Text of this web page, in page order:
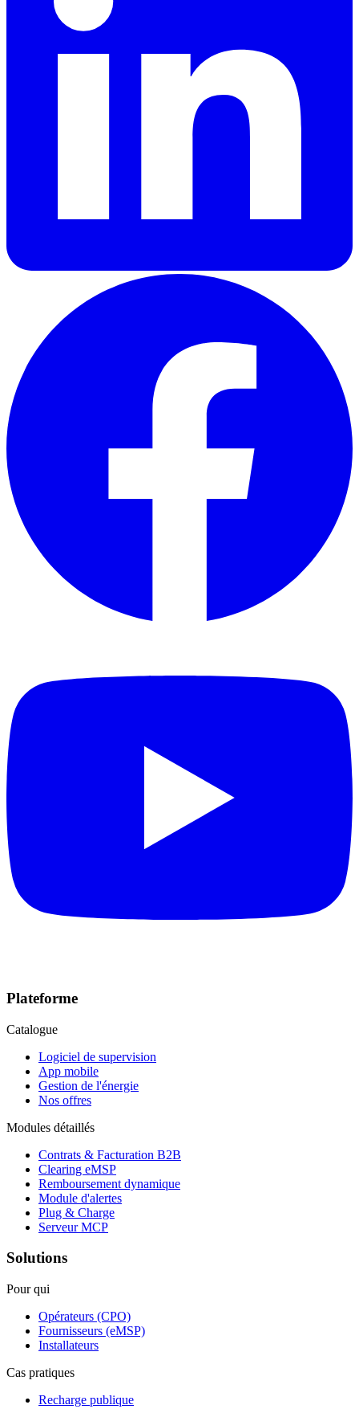
Plateforme
Catalogue
Logiciel de supervision
App mobile
Gestion de l'énergie
Nos offres
Modules détaillés
Contrats & Facturation B2B
Clearing eMSP
Remboursement dynamique
Module d'alertes
Plug & Charge
Serveur MCP
Solutions
Pour qui
Opérateurs (CPO)
Fournisseurs (eMSP)
Installateurs
Cas pratiques
Recharge publique